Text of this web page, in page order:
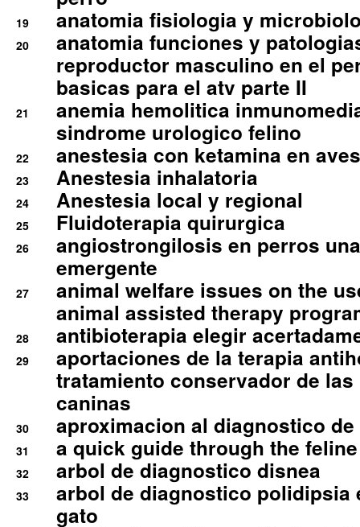
19 anatomia fisiologia y
20
anatomia funciones y
reproductor masculino en el
basicas para el atv parte II
21
anemia hemolitica
sindrome urologico felino
22 anestesia con ketamina en
23 Anestesia inhalatoria
24 Anestesia local y regional
25 Fluidoterapia quirurgica
26
angiostrongilosis en perros
emergente
27
animal welfare issues on the
animal assisted therapy
28 antibioterapia elegir
29
aportaciones de la terapia
tratamiento conservador de
caninas
30 aproximacion al diagnostico
31 a quick guide through the
32 arbol de diagnostico disnea
33
arbol de diagnostico polidipsia
gato